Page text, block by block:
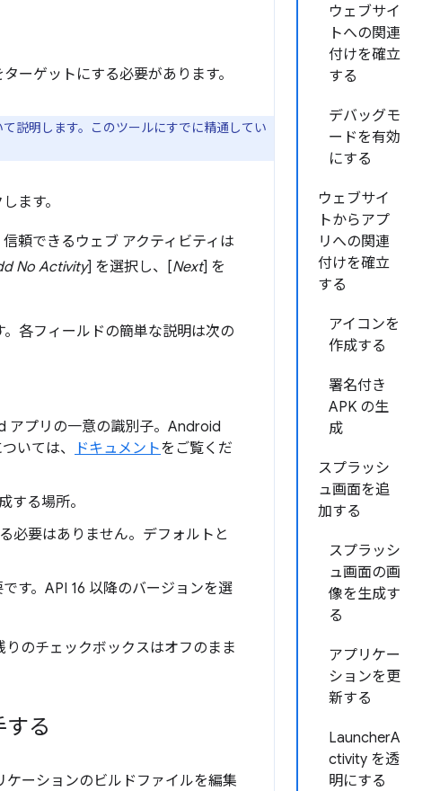
ウェブサイ
トへの関連
付けを確立
する
デバッグモ
ードを有効
にする
ウェブサイ
トからアプ
リへの関連
付けを確立
する
アイコンを
作成する
署名付き
APK の生
成
スプラッシ
ュ画面を追
加する
スプラッシ
ュ画面の画
像を生成す
る
アプリケー
ションを更
新する
LauncherA
ctivity を透
明にする
ーゲットにする必要があります。
説明します。このツールにすでに精通してい
ます。
頼できるウェブ アクティビティは
No Activity] を選択し、[Next] を
各フィールドの簡単な説明は次の
アプリの一意の識別子。Android
いては、
ドキュメントをご覧くだ
る場所。
必要はありません。デフォルトと
す。API 16 以降のバージョンを選
のチェックボックスはオフのまま
る
ーションのビルドファイルを編集